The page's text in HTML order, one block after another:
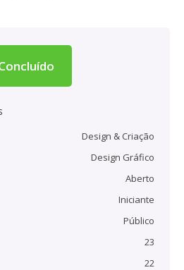
Design & Criação
Design Gráfico
Aberto
Iniciante
Público
23
22